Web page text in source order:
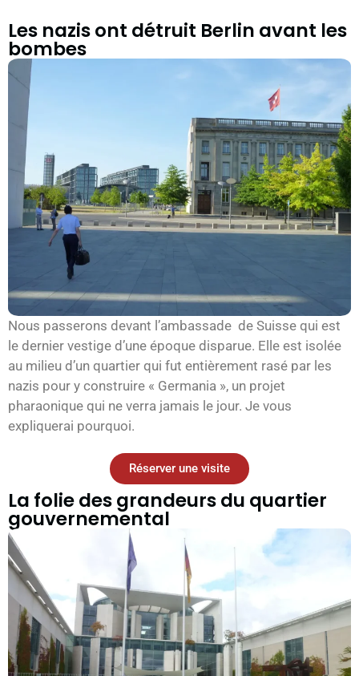
Les nazis ont détruit Berlin avant les
bombes
Nous passerons devant l’ambassade de Suisse qui est
le dernier vestige d’une époque disparue. Elle est isolée
au milieu d’un quartier qui fut entièrement rasé par les
nazis pour y construire « Germania », un projet
pharaonique qui ne verra jamais le jour. Je vous
expliquerai pourquoi.
Réserver une visite
La folie des grandeurs du quartier
gouvernemental